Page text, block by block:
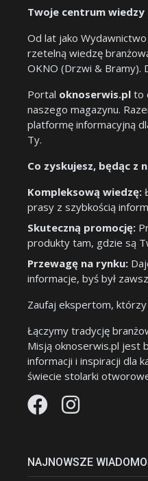
Twoje centrum
Od lat jako
rzetelną wiedzę
OKNO (Drzwi & Bramy).
Portal oknoserwis.pl to
naszego magazynu.
platformę informacyjną
Ty.
Co zyskujesz, będąc z
Kompleksową wiedzę:
prasy z szybkością
Skuteczną promocję:
produkty tam, gdzie są
Przewagę na rynku:
informacje, byś był
Zaufaj ekspertom,
Łączymy tradycję
Misją oknoserwis.pl jest
informacji i inspiracji dla
świecie stolarki
NAJNOWSZE